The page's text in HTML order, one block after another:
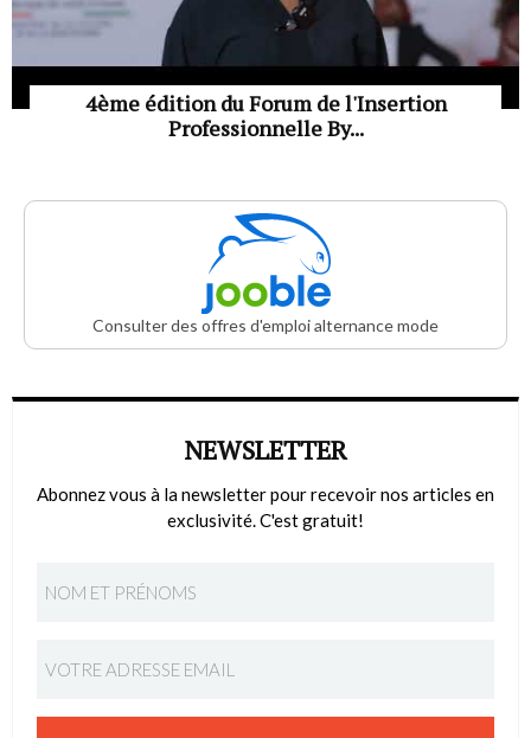
4ème édition du Forum de l'Insertion
Professionnelle By...
Consulter des offres d'emploi alternance mode
NEWSLETTER
Abonnez vous à la newsletter pour recevoir nos articles en
exclusivité. C'est gratuit!